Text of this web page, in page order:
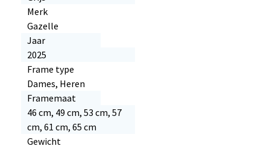
Merk
Gazelle
Jaar
2025
Frame type
Dames, Heren
Framemaat
46 cm, 49 cm, 53 cm, 57
cm, 61 cm, 65 cm
Gewicht